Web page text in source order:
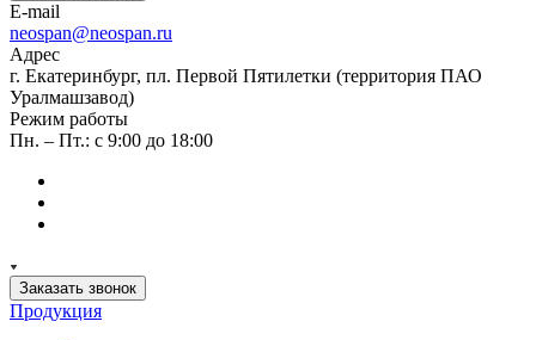
E-mail
neospan@neospan.ru
Адрес
г. Екатеринбург, пл. Первой Пятилетки (территория ПАО
Уралмашзавод)
Режим работы
Пн. – Пт.: с 9:00 до 18:00
Заказать звонок
Продукция